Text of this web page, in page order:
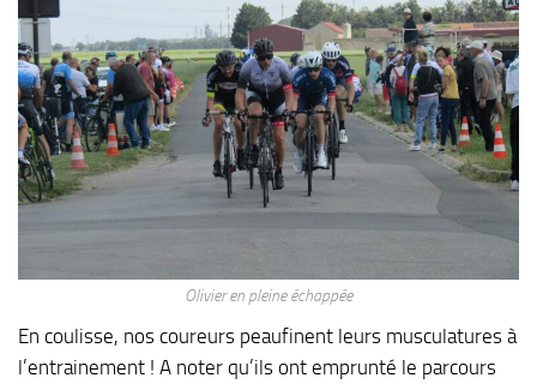
Olivier en pleine échappée
En coulisse, nos coureurs peaufinent leurs musculatures à
l’entrainement ! A noter qu’ils ont emprunté le parcours